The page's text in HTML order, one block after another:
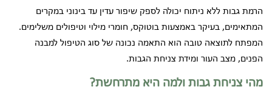
הרמת גבות ללא ניתוח יכולה לספק שיפור עדין עד בינוני במקרים
המתאימים, בעיקר באמצעות בוטוקס, חומרי מילוי וטיפולים משלימים.
המפתח לתוצאה טובה הוא התאמה נכונה של סוג הטיפול למבנה
הפנים, מצב העור ומידת צניחת הגבות.
מהי צניחת גבות ולמה היא מתרחשת?